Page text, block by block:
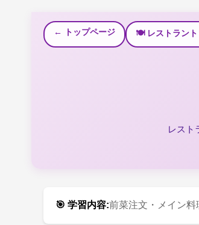
← トップページ 🍽️ レストラント
レスト
🎯 学習内容:前菜注文・メイン